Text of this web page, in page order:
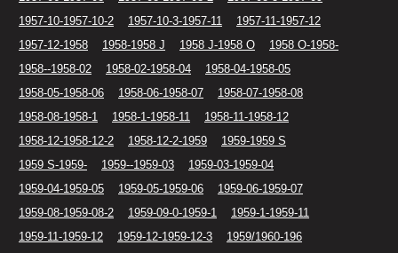
1957-10-1957-10-2
1957-10-3-1957-11
1957-11-1957-12
1957-12-1958
1958-1958 J 1958 J-1958 O
1958 O-1958-
1958--1958-02
1958-02-1958-04
1958-04-1958-05
1958-05-1958-06
1958-06-1958-07
1958-07-1958-08
1958-08-1958-1
1958-1-1958-11
1958-11-1958-12
1958-12-1958-12-2
1958-12-2-1959
1959-1959 S
1959 S-1959-
1959--1959-03
1959-03-1959-04
1959-04-1959-05
1959-05-1959-06
1959-06-1959-07
1959-08-1959-08-2
1959-09-0-1959-1
1959-1-1959-11
1959-11-1959-12
1959-12-1959-12-3
1959/1960-196